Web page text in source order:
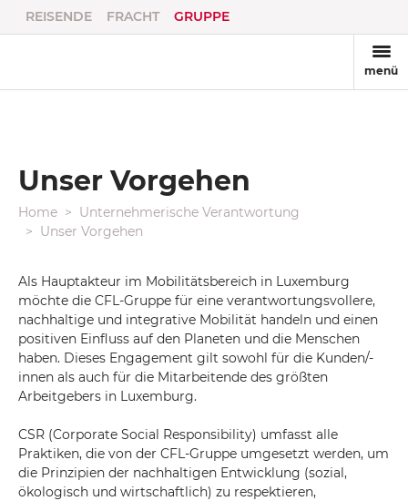
REISENDE FRACHT GRUPPE
menü
Unser Vorgehen
Home
Unternehmerische Verantwortung
Unser Vorgehen
Als Hauptakteur im Mobilitätsbereich in Luxemburg
möchte die CFL-Gruppe für eine verantwortungsvollere,
nachhaltige und integrative Mobilität handeln und einen
positiven Einfluss auf den Planeten und die Menschen
haben. Dieses Engagement gilt sowohl für die Kunden/-
innen als auch für die Mitarbeitende des größten
Arbeitgebers in Luxemburg.
CSR (Corporate Social Responsibility) umfasst alle
Praktiken, die von der CFL-Gruppe umgesetzt werden, um
die Prinzipien der nachhaltigen Entwicklung (sozial,
ökologisch und wirtschaftlich) zu respektieren,